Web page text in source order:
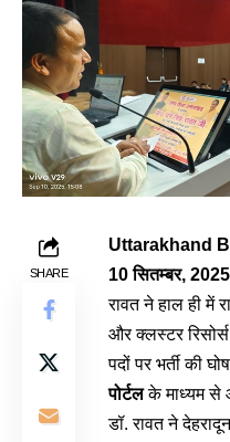
SHARE
Uttarakhand
10 सितम्बर,
रावत ने हाल ही में
और क्लस्टर
पदों पर भर्ती की
पोर्टलके माध्यम से
डॉ. रावत ने